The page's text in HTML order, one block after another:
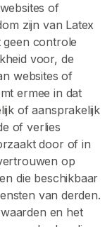
of
zijn van Latex
geen controle
voor, de
websites of
ermee in dat
of aansprakelijk
of verlies
door of in
op
die beschikbaar
van derden.
en het